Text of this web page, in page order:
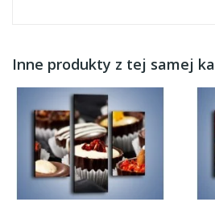
Inne produkty z tej samej